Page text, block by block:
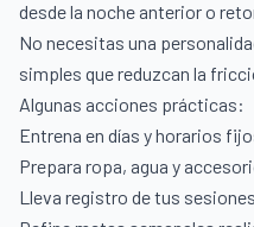
desde la noche anterior o
No necesitas una
simples que reduzcan la
Algunas acciones prácticas:
Entrena en días y horarios
Prepara ropa, agua y
Lleva registro de tus